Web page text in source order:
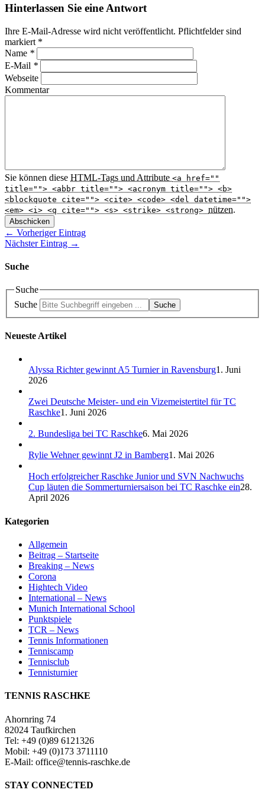
Hinterlassen Sie eine Antwort
Ihre E-Mail-Adresse wird nicht veröffentlicht. Pflichtfelder sind
markiert *
Name *
E-Mail *
Webseite
Kommentar
Sie können diese HTML-Tags und Attribute <a href=""
title=""> <abbr title=""> <acronym title=""> <b>
<blockquote cite=""> <cite> <code> <del datetime="">
<em> <i> <q cite=""> <s> <strike> <strong> nützen.
Abschicken
← Vorheriger Eintrag
Nächster Eintrag →
Suche
Suche
Suche
Suche
Neueste Artikel
Alyssa Richter gewinnt A5 Turnier in Ravensburg1. Juni
2026
Zwei Deutsche Meister- und ein Vizemeistertitel für TC
Raschke1. Juni 2026
2. Bundesliga bei TC Raschke6. Mai 2026
Rylie Wehner gewinnt J2 in Bamberg1. Mai 2026
Hoch erfolgreicher Raschke Junior und SVN Nachwuchs
Cup läuten die Sommerturniersaison bei TC Raschke ein28.
April 2026
Kategorien
Allgemein
Beitrag – Startseite
Breaking – News
Corona
Hightech Video
International – News
Munich International School
Punktspiele
TCR – News
Tennis Informationen
Tenniscamp
Tennisclub
Tennisturnier
TENNIS RASCHKE
Ahornring 74
82024 Taufkirchen
Tel: +49 (0)89 6121326
Mobil: +49 (0)173 3711110
E-Mail: office@tennis-raschke.de
STAY CONNECTED